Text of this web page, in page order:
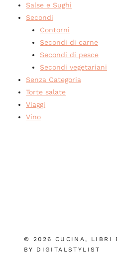
Salse e Sughi
Secondi
Contorni
Secondi di carne
Secondi di pesce
Secondi vegetariani
Senza Categoria
Torte salate
Viaggi
Vino
© 2026 CUCINA, LIBRI
BY DIGITALSTYLIST